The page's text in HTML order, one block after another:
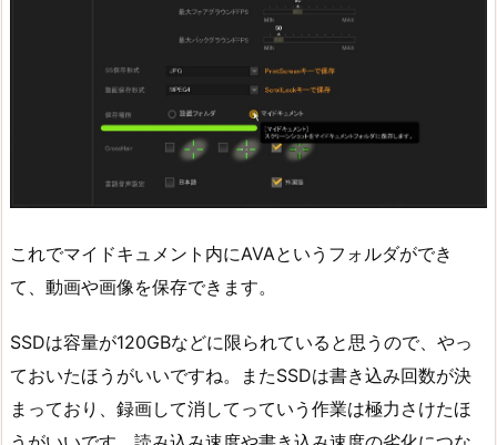
これでマイドキュメント内にAVAというフォルダができ
て、動画や画像を保存できます。
SSDは容量が120GBなどに限られていると思うので、やっ
ておいたほうがいいですね。またSSDは書き込み回数が決
まっており、録画して消してっていう作業は極力さけたほ